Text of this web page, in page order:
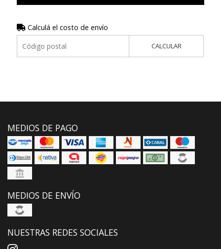
Calculá el costo de envío
CALCULAR
MEDIOS DE PAGO
MEDIOS DE ENVÍO
NUESTRAS REDES SOCIALES